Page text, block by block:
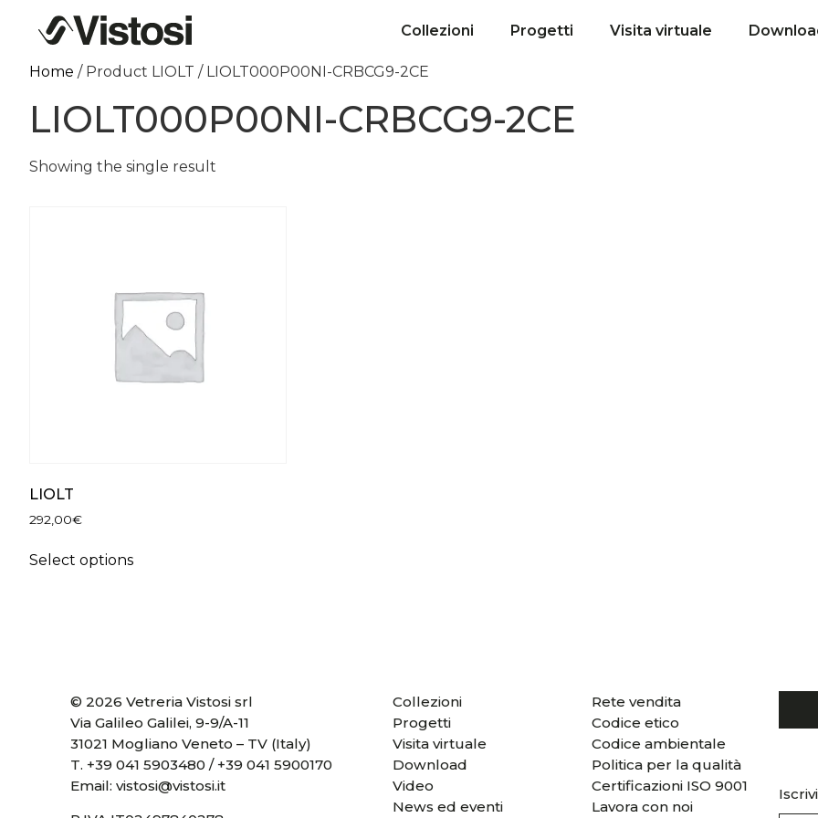
Collezioni Progetti Visita virtuale
Home / Product LIOLT / LIOLT000P00NI-CRBCG9-2CE
LIOLT000P00NI-CRBCG9-2CE
Showing the single result
LIOLT
292,00€
Select options
© 2026 Vetreria Vistosi srl
Via Galileo Galilei, 9-9/A-11
31021 Mogliano Veneto – TV (Italy)
T. +39 041 5903480 / +39 041 5900170
Email:vistosi@vistosi.it
Collezioni
Progetti
Visita virtuale
Download
Video
News ed eventi
Rete vendita
Codice etico
Codice ambientale
Politica per la qualità
Certificazioni ISO 9001
Lavora con noi